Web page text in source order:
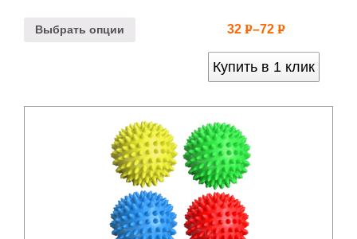
Выбрать опции 32 Р–72 Р
Купить в 1 клик